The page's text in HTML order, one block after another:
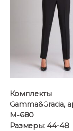
Комплекты
Gamma&Gracia,
М-680
Размеры: 44-48